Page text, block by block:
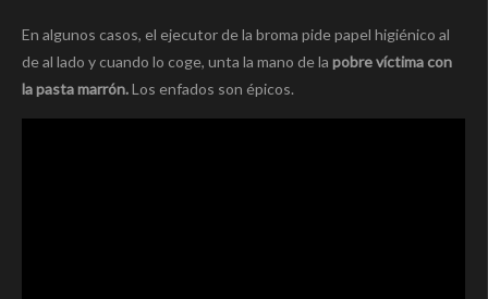
En algunos casos, el ejecutor de la broma pide papel higiénico al
de al lado y cuando lo coge, unta la mano de la pobre víctima con
la pasta marrón.Los enfados son épicos.